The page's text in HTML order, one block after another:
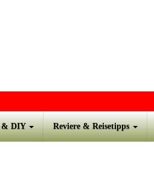
& DIY Reviere & Reisetipps